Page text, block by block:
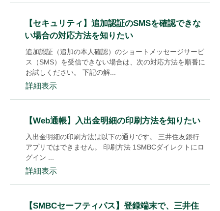
【セキュリティ】追加認証のSMSを確認できな
い場合の対応方法を知りたい
追加認証（追加の本人確認）のショートメッセージサービ
ス（SMS）を受信できない場合は、次の対応方法を順番に
お試しください。 下記の解...
詳細表示
【Web通帳】入出金明細の印刷方法を知りたい
入出金明細の印刷方法は以下の通りです。 三井住友銀行
アプリではできません。 印刷方法 1SMBCダイレクトにロ
グイン ...
詳細表示
【SMBCセーフティパス】登録端末で、三井住